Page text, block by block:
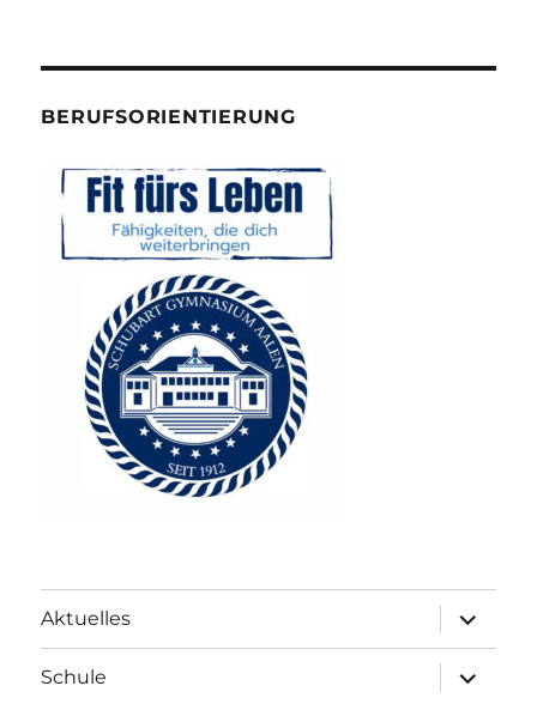
BERUFSORIENTIERUNG
Aktuelles
anzeigen
Schule
anzeigen